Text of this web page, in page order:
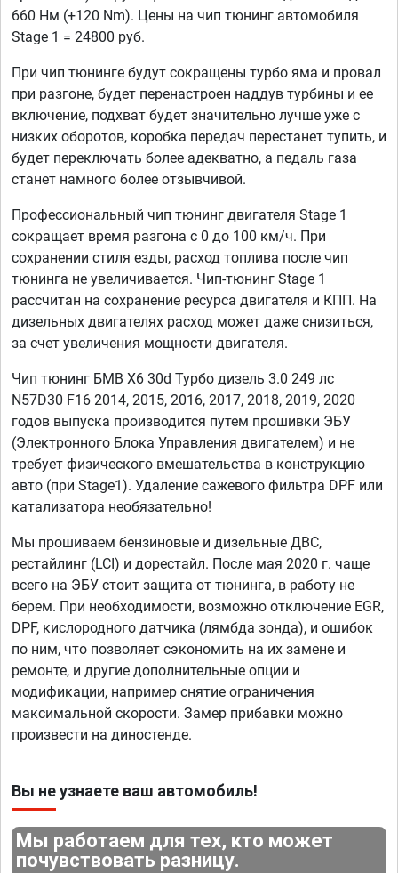
660 Нм (+120 Nm). Цены на чип тюнинг автомобиля
Stage 1 = 24800 руб.
При чип тюнинге будут сокращены турбо яма и провал
при разгоне, будет перенастроен наддув турбины и ее
включение, подхват будет значительно лучше уже с
низких оборотов, коробка передач перестанет тупить, и
будет переключать более адекватно, а педаль газа
станет намного более отзывчивой.
Профессиональный чип тюнинг двигателя Stage 1
сокращает время разгона с 0 до 100 км/ч. При
сохранении стиля езды, расход топлива после чип
тюнинга не увеличивается. Чип-тюнинг Stage 1
рассчитан на сохранение ресурса двигателя и КПП. На
дизельных двигателях расход может даже снизиться,
за счет увеличения мощности двигателя.
Чип тюнинг БМВ Х6 30d Турбо дизель 3.0 249 лс
N57D30 F16 2014, 2015, 2016, 2017, 2018, 2019, 2020
годов выпуска производится путем прошивки ЭБУ
(Электронного Блока Управления двигателем) и не
требует физического вмешательства в конструкцию
авто (при Stage1). Удаление сажевого фильтра DPF или
катализатора необязательно!
Мы прошиваем бензиновые и дизельные ДВС,
рестайлинг (LCI) и дорестайл. После мая 2020 г. чаще
всего на ЭБУ стоит защита от тюнинга, в работу не
берем. При необходимости, возможно отключение EGR,
DPF, кислородного датчика (лямбда зонда), и ошибок
по ним, что позволяет сэкономить на их замене и
ремонте, и другие дополнительные опции и
модификации, например снятие ограничения
максимальной скорости. Замер прибавки можно
произвести на диностенде.
Вы не узнаете ваш автомобиль!
Мы работаем для тех, кто может
почувствовать разницу.